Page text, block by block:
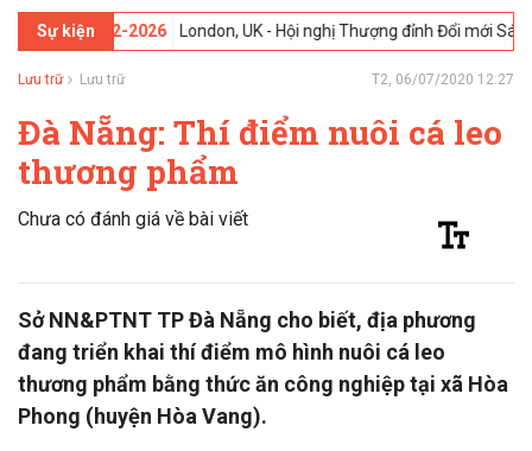
Sự kiện
09-02-2026 London, UK - Hội nghị Thượng đỉnh Đổi mới Sáng tạo
Lưu trữ Lưu trữ T2, 06/07/2020 12:27
Đà Nẵng: Thí điểm nuôi cá leo
thương phẩm
Chưa có đánh giá về bài viết
Sở NN&PTNT TP Đà Nẵng cho biết, địa phương
đang triển khai thí điểm mô hình nuôi cá leo
thương phẩm bằng thức ăn công nghiệp tại xã Hòa
Phong (huyện Hòa Vang).